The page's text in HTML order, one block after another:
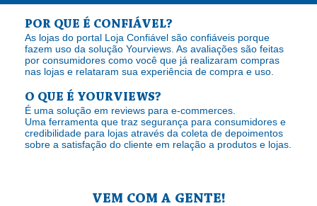
POR QUE É CONFIÁVEL?
As lojas do portal Loja Confiável são confiáveis porque
fazem uso da solução Yourviews. As avaliações são feitas
por consumidores como você que já realizaram compras
nas lojas e relataram sua experiência de compra e uso.
O QUE É YOURVIEWS?
É uma solução em reviews para e-commerces.
Uma ferramenta que traz segurança para consumidores e
credibilidade para lojas através da coleta de depoimentos
sobre a satisfação do cliente em relação a produtos e lojas.
VEM COM A GENTE!